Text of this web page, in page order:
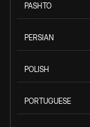
PASHTO
PERSIAN
POLISH
PORTUGUESE